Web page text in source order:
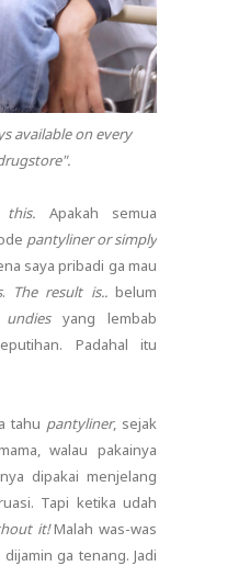
available on every
Apakah semua
pantyliner or simply
saya pribadi ga mau
. The result is..belum
undiesyang lembab
Padahal itu
tahu pantyliner, sejak
walau pakainya
dipakai menjelang
Tapi ketika udah
it!Malah was-was
ga tenang. Jadi